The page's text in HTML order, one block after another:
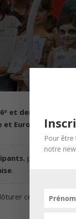
6ᵉ et dernière étape
et Eurométropole
, petits et
.
cette tournée
Pour être
notre